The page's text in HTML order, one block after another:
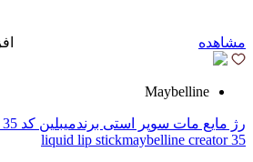
مشاهده
Maybelline
liquid lip stickmaybelline creator 35